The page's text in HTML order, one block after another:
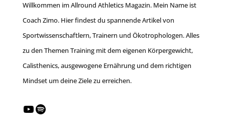
Willkommen im Allround Athletics Magazin. Mein Name ist
Coach Zimo. Hier findest du spannende Artikel von
Sportwissenschaftlern, Trainern und Ökotrophologen. Alles
zu den Themen Training mit dem eigenen Körpergewicht,
Calisthenics, ausgewogene Ernährung und dem richtigen
Mindset um deine Ziele zu erreichen.
YouTube